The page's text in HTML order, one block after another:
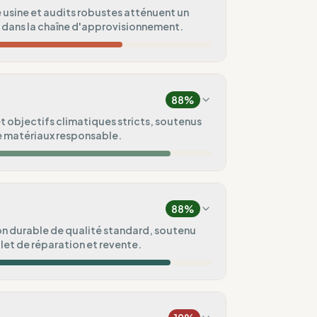
et audits robustes atténuent un
la chaîne d'approvisionnement.
Europe, Amérique) 88%
objectifs climatiques stricts, soutenus
responsable.
88%
durable de qualité standard, soutenu
de réparation et revente.
commande)